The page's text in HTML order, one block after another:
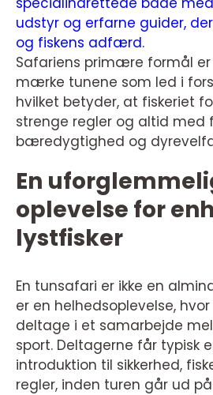
udstyr og erfarne guider,
og fiskens adfærd.
Safariens primære formål
mærke tunene som led i
hvilket betyder, at fiskeriet
strenge regler og altid med
bæredygtighed og
En
oplevelse for
lystfisker
En tunsafari er ikke en
er en helhedsoplevelse,
deltage i et samarbejde
sport. Deltagerne får typisk
introduktion til sikkerhed,
regler, inden turen går ud